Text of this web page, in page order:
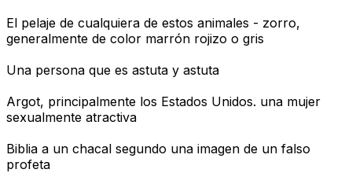
El pelaje de cualquiera de estos animales - zorro,
generalmente de color marrón rojizo o gris
Una persona que es astuta y astuta
Argot, principalmente los Estados Unidos. una mujer
sexualmente atractiva
Biblia a un chacal segundo una imagen de un falso
profeta